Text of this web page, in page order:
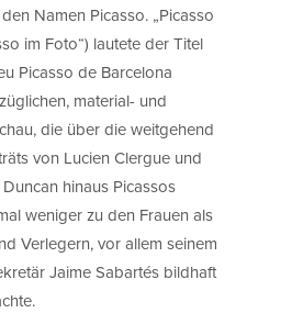
Namen Picasso. „Picasso
im Foto“) lautete der Titel
Picasso de Barcelona
material- und
die über die weitgehend
von Lucien Clergue und
hinaus Picassos
weniger zu den Frauen als
Verlegern, vor allem seinem
Jaime Sabartés bildhaft